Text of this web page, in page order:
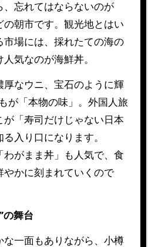
忘れてはならないのが
の朝市です。観光地とはい
市場には、採れたての海の
気なのが海鮮丼。
なウニ、宝石のように輝
が「本物の味」。外国人旅
「寿司だけじゃない日本
入り口になります。
わがまま丼」も人気で、食
やかに刻まれていくので
の舞台
一面もありながら、小樽